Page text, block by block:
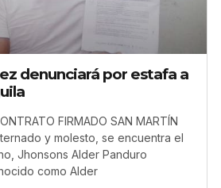
denunciará por estafa a
FIRMADO SAN MARTÍN
y molesto, se encuentra el
Jhonsons Alder Panduro
como Alder